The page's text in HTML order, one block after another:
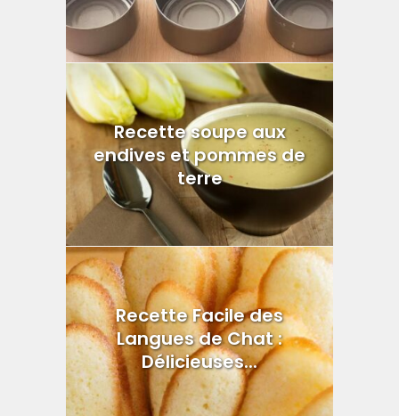
Recette soupe aux
endives et pommes de
terre
Recette Facile des
Langues de Chat :
Délicieuses...